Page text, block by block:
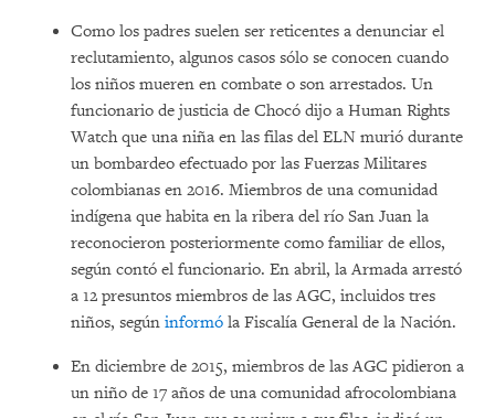
Como los padres suelen ser reticentes a denunciar el
reclutamiento, algunos casos sólo se conocen cuando
los niños mueren en combate o son arrestados. Un
funcionario de justicia de Chocó dijo a Human Rights
Watch que una niña en las filas del ELN murió durante
un bombardeo efectuado por las Fuerzas Militares
colombianas en 2016. Miembros de una comunidad
indígena que habita en la ribera del río San Juan la
reconocieron posteriormente como familiar de ellos,
según contó el funcionario. En abril, la Armada arrestó
a 12 presuntos miembros de las AGC, incluidos tres
niños, según informó la Fiscalía General de la Nación.
En diciembre de 2015, miembros de las AGC pidieron a
un niño de 17 años de una comunidad afrocolombiana